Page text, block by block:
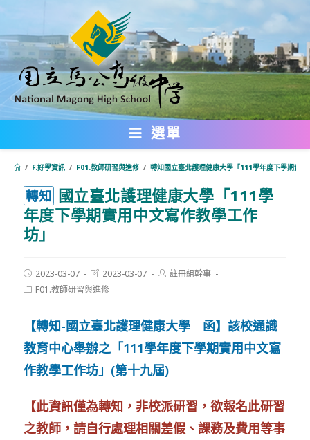
轉
主
要
內
選單
/ F.好學資訊 / F01.教師研習與進修 / 轉知國立臺北護理健康大學「111學年度下學期實
轉知 國立臺北護理健康大學「111學
年度下學期實用中文寫作教學工作
坊」
Post
published:
2023-03-07
Post
last
modified:
2023-03-07
Post註冊組幹事
PostF01.教師研習與進修
【轉知-國立臺北護理健康大學 函】該校通識
教育中心舉辦之「111學年度下學期實用中文寫
作教學工作坊」(第十九屆)
【此資訊僅為轉知，非校派研習，欲報名此研習
之教師，請自行處理相關差假、課務及費用等事